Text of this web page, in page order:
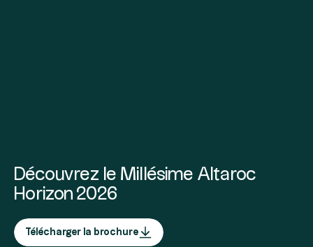
Découvrez le Millésime Altaroc
Horizon 2026
Télécharger la brochure